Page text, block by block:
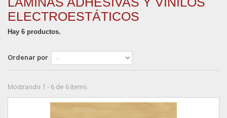
ELECTROESTÁTICOS
Hay 6 productos.
Ordenar por
Mostrando 1 - 6 de 6 items